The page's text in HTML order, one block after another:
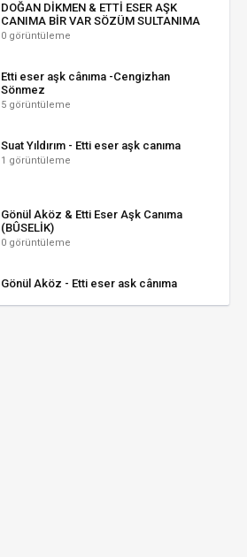
DOĞAN DİKMEN & ETTİ ESER AŞK
CANIMA BİR VAR SÖZÜM SULTANIMA
0 görüntüleme
Etti eser aşk cânıma -Cengizhan
Sönmez
5 görüntüleme
Suat Yıldırım - Etti eser aşk canıma
1 görüntüleme
Gönül Aköz & Etti Eser Aşk Canıma
(BÛSELİK)
0 görüntüleme
Gönül Aköz - Etti eser aşk cânıma